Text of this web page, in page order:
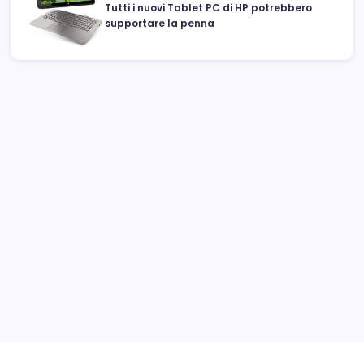
Tutti i nuovi Tablet PC di HP potrebbero
supportare la penna